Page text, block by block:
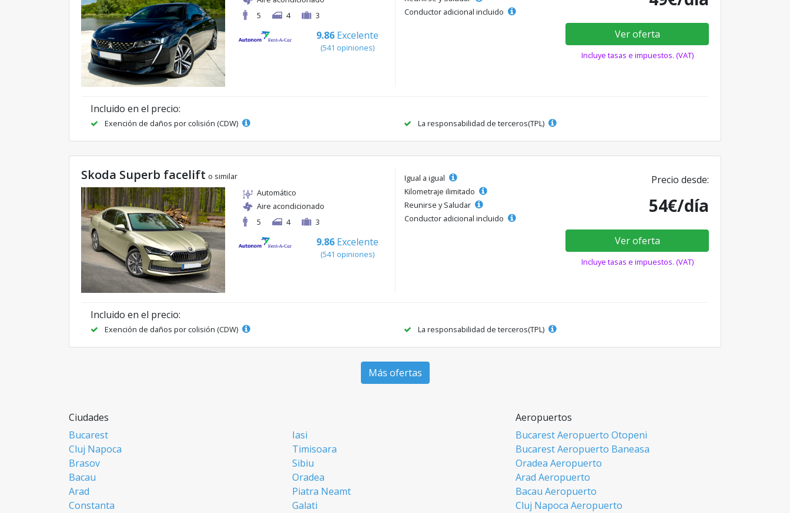
5
4 3
9.86 Excelente
(541 opiniones)
Conductor adicional incluido
Ver oferta
Incluye tasas e impuestos. (VAT)
Incluido en el precio:
Exención de daños por colisión (CDW) La responsabilidad de terceros(TPL)
Skoda Superb facelift o similar
Automático
Aire acondicionado
5
4 3
9.86 Excelente
(541 opiniones)
Igual a igual
Kilometraje ilimitado
Reunirse y Saludar
Conductor adicional incluido
Precio desde:
54€/día
Ver oferta
Incluye tasas e impuestos. (VAT)
Incluido en el precio:
Exención de daños por colisión (CDW) La responsabilidad de terceros(TPL)
Más ofertas
Ciudades
Bucarest
Iasi
Cluj Napoca
Timisoara
Brasov
Sibiu
Bacau
Oradea
Arad
Piatra Neamt
Constanta
Galati
Aeropuertos
Bucarest Aeropuerto Otopeni
Bucarest Aeropuerto Baneasa
Oradea Aeropuerto
Arad Aeropuerto
Bacau Aeropuerto
Cluj Napoca Aeropuerto